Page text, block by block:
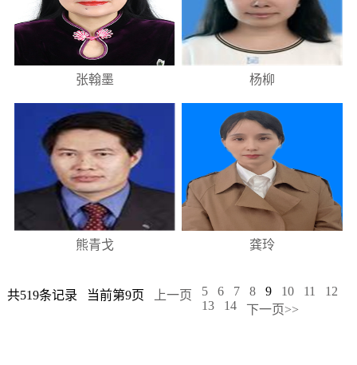
张翰墨 杨柳
熊青戈 龚玲
共519条记录 当前第9页 上一页 5 6 7 8 9 10 11
12
13
14 下一页>>